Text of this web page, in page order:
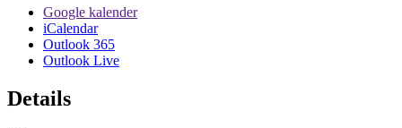
Google kalender
iCalendar
Outlook 365
Outlook Live
Details